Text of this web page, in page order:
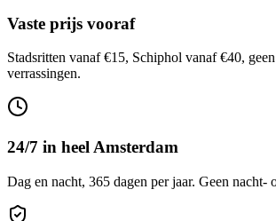
Vaste prijs vooraf
Stadsritten vanaf €15, Schiphol vanaf €40,
verrassingen.
24/7 in heel Amsterdam
Dag en nacht, 365 dagen per jaar. Geen nacht-